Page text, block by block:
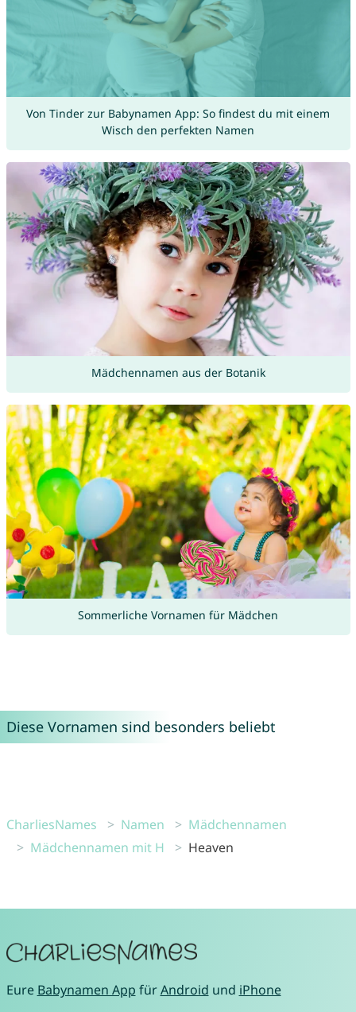
Von Tinder zur Babynamen App: So findest du mit einem
Wisch den perfekten Namen
Mädchennamen aus der Botanik
Sommerliche Vornamen für Mädchen
Diese Vornamen sind besonders beliebt
CharliesNames Namen
Mädchennamen
Mädchennamen mit H
Heaven
Eure Babynamen App fürAndroid und iPhone